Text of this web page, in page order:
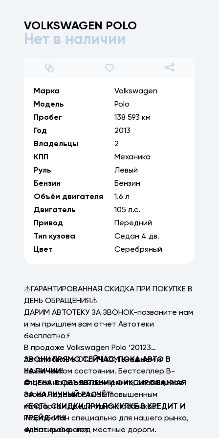
VOLKSWAGEN POLO
Нет в наличии
1/ 27
Марка
Volkswagen
Модель
Polo
Пробег
138 593 км
Год
2013
Владельцы
2
КПП
Механика
Руль
Левый
Бензин
Бензин
Объём двигателя
1.6 л
Двигатель
105 л.с.
Привод
Передний
Тип кузова
Седан 4 дв.
Цвет
Серебряный
⚠ГАРАНТИРОВАННАЯ СКИДКА ПРИ ПОКУПКЕ В
ДЕНЬ ОБРАЩЕНИЯ⚠
ДАРИМ АВТОТЕКУ ЗА ЗВОНОК-позвоните нам
и мы пришлем вам отчет Автотеки
бесплатно⚡
В продаже Volkswagen Polo ’20123
Автомобиль в ОТЛИЧНОМ внешнем и
техническом состоянии. Бестселлер В-
класса на российском рынке, славящийся
своей надежностью и повышенным
комфортом среди одноклассников!
Разработан специально для нашего рынка,
адаптирован под местные дороги.
ЗВОНИ ПРЯМО СЕЙЧАС, ПОКА АВТО В
НАЛИЧИИ!
⛔ ЦЕНА В ОБЪЯВЛЕНИИ ФИКСИРОВАННАЯ
ЗА НАЛИЧНЫЙ РАСЧЁТ!
⚡ЕСТЬ СКИДКИ ПРИ ПОКУПКЕ В КРЕДИТ И
ТРЕЙД-ИН!
🔥 Нас выбирают: